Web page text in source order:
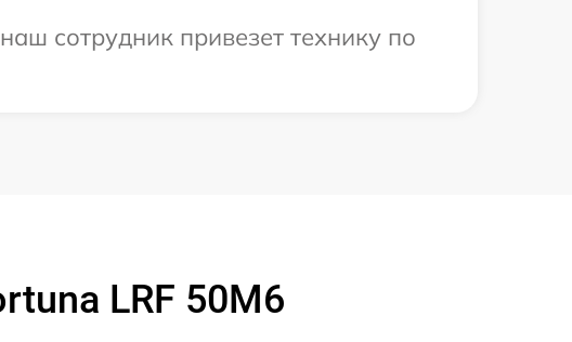
сотрудник привезет технику по
LRF 50M6